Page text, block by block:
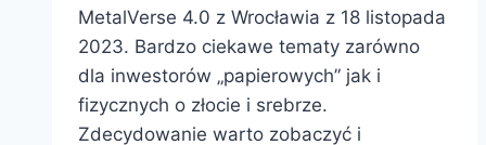
MetalVerse 4.0 z Wrocławia z 18 listopada
2023. Bardzo ciekawe tematy zarówno
dla inwestorów „papierowych” jak i
fizycznych o złocie i srebrze.
Zdecydowanie warto zobaczyć i